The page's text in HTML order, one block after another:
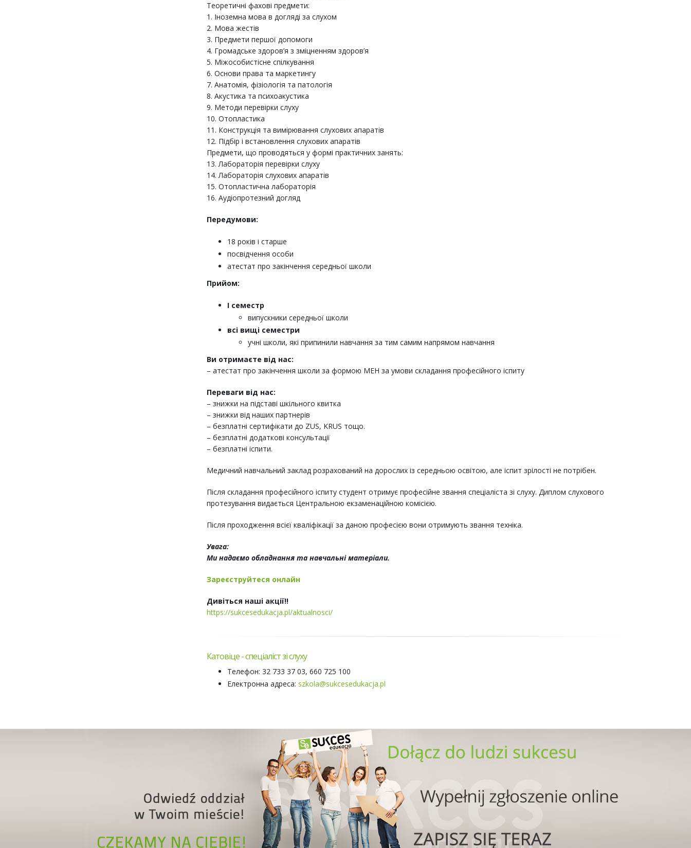
Теоретичні фахові предмети:
1. Іноземна мова в догляді за слухом
2. Мова жестів
3. Предмети першої допомоги
4. Громадське здоров’я з зміцненням здоров’я
5. Міжособистісне спілкування
6. Основи права та маркетингу
7. Анатомія, фізіологія та патологія
8. Акустика та психоакустика
9. Методи перевірки слуху
10. Отопластика
11. Конструкція та вимірювання слухових апаратів
12. Підбір і встановлення слухових апаратів
Предмети, що проводяться у формі практичних занять:
13. Лабораторія перевірки слуху
14. Лабораторія слухових апаратів
15. Отопластична лабораторія
16. Аудіопротезний догляд
Передумови:
18 років і старше
посвідчення особи
атестат про закінчення середньої школи
Прийом:
І семестр
випускники середньої школи
всі вищі семестри
учні школи, які припинили навчання за тим самим напрямом навчання
Ви отримаєте від нас:
– атестат про закінчення школи за формою МЕН за умови складання професійного іспиту
Переваги від нас:
– знижки на підставі шкільного квитка
– знижки від наших партнерів
– безплатні сертифікати до ZUS, KRUS тощо.
– безплатні додаткові консультації
– безплатні іспити.
Медичний навчальний заклад розрахований на дорослих із середньою освітою, але іспит зрілості не потрібен.
Після складання професійного іспиту студент отримує професійне звання спеціаліста зі слуху. Диплом слухового
протезування видається Центральною екзаменаційною комісією.
Після проходження всієї кваліфікації за даною професією вони отримують звання техніка.
Увага:
Ми надаємо обладнання та навчальні матеріали.
Зареєструйтеся онлайн
Дивіться наші акції!!
https://sukcesedukacja.pl/aktualnosci/
Катовіце - спеціаліст зі слуху
Телефон: 32 733 37 03, 660 725 100
Електронна адреса: szkola@sukcesedukacja.pl